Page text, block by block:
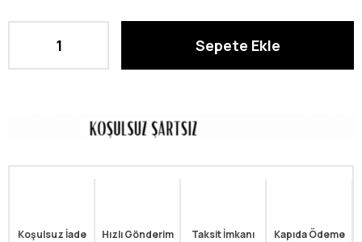
Koşulsuz İade Hızlı Gönderim Taksit İmkanı Kapıda Ödeme